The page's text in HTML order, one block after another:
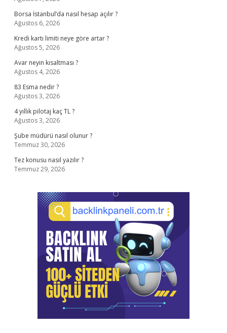
Borsa İstanbul’da nasıl hesap açılır ?
Ağustos 6, 2026
Kredi kartı limiti neye göre artar ?
Ağustos 5, 2026
Avar neyin kısaltması ?
Ağustos 4, 2026
83 Esma nedir ?
Ağustos 3, 2026
4 yıllık pilotaj kaç TL ?
Ağustos 3, 2026
Şube müdürü nasıl olunur ?
Temmuz 30, 2026
Tez konusu nasıl yazılır ?
Temmuz 29, 2026